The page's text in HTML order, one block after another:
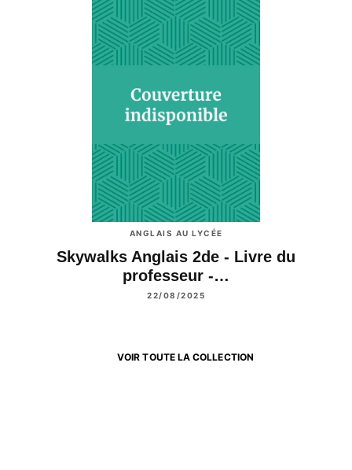
ANGLAIS AU LYCÉE
Skywalks Anglais 2de - Livre du
professeur -…
22/08/2025
VOIR TOUTE LA COLLECTION